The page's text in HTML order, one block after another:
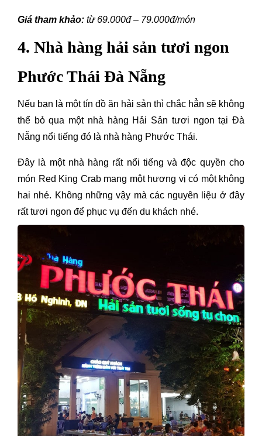
Giá tham khảo: từ 69.000đ – 79.000đ/món
4. Nhà hàng hải sản tươi ngon
Phước Thái Đà Nẵng
Nếu bạn là một tín đồ ăn hải sản thì chắc hẳn sẽ không
thể bỏ qua một nhà hàng Hải Sản tươi ngon tại Đà
Nẵng nổi tiếng đó là nhà hàng Phước Thái.
Đây là một nhà hàng rất nổi tiếng và độc quyền cho
món Red King Crab mang một hương vị có một không
hai nhé. Không những vậy mà các nguyên liệu ở đây
rất tươi ngon để phục vụ đến du khách nhé.